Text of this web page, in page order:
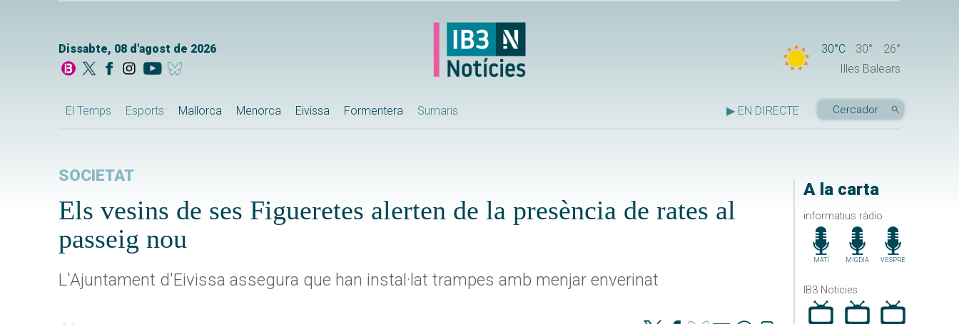
Dissabte, 08 d'agost de 2026 30°C 30°
26°
Illes Balears
El Temps Esports Mallorca Menorca Eivissa Formentera Sumaris ▶ EN DIRECTE
A la carta
informatius ràdio
MATÍ MIGDIA VESPRE
IB3 Noticies
SOCIETAT
Els vesins de ses Figueretes alerten de la presència de rates al
passeig nou
L'Ajuntament d'Eivissa assegura que han instal·lat trampes amb menjar enverinat